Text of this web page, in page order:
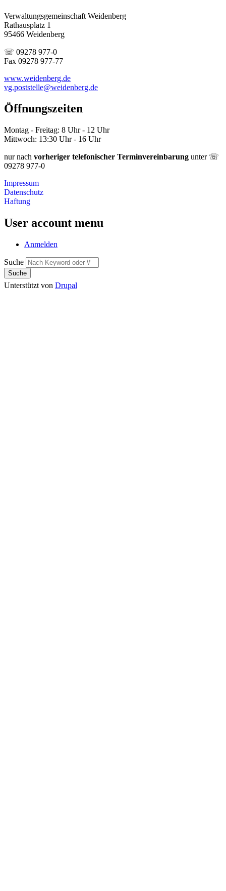
Verwaltungsgemeinschaft Weidenberg
Rathausplatz 1
95466 Weidenberg
☏ 09278 977-0
Fax 09278 977-77
www.weidenberg.de
vg.poststelle@weidenberg.de
Öffnungszeiten
Montag - Freitag: 8 Uhr - 12 Uhr
Mittwoch: 13:30 Uhr - 16 Uhr
nur nach vorheriger telefonischer Terminvereinbarung unter ☏
09278 977-0
Impressum
Datenschutz
Haftung
User account menu
Anmelden
Suche
Unterstützt von Drupal